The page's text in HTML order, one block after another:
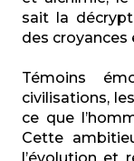
sait la
des
Témoins
civilisations,
ce que
Cette